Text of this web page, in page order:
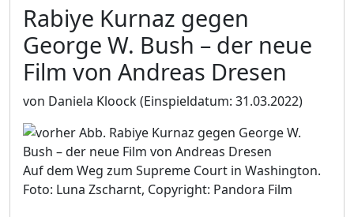
Rabiye Kurnaz gegen
George W. Bush – der neue
Film von Andreas Dresen
von Daniela Kloock(Einspieldatum: 31.03.2022)
Auf dem Weg zum Supreme Court in Washington.
Foto: Luna Zscharnt, Copyright: Pandora Film